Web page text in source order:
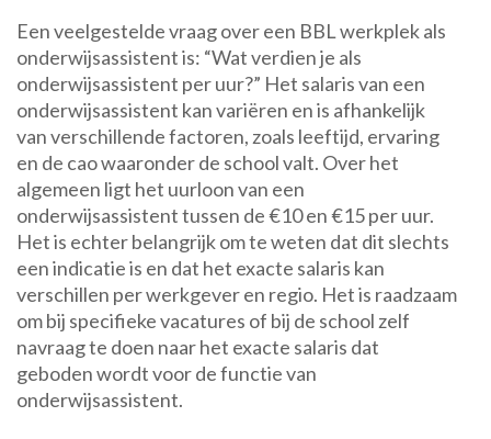
Een veelgestelde vraag over een BBL werkplek als
onderwijsassistent is: “Wat verdien je als
onderwijsassistent per uur?” Het salaris van een
onderwijsassistent kan variëren en is afhankelijk
van verschillende factoren, zoals leeftijd, ervaring
en de cao waaronder de school valt. Over het
algemeen ligt het uurloon van een
onderwijsassistent tussen de €10 en €15 per uur.
Het is echter belangrijk om te weten dat dit slechts
een indicatie is en dat het exacte salaris kan
verschillen per werkgever en regio. Het is raadzaam
om bij specifieke vacatures of bij de school zelf
navraag te doen naar het exacte salaris dat
geboden wordt voor de functie van
onderwijsassistent.